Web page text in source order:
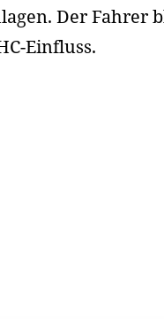
Der Fahrer
Einfluss.